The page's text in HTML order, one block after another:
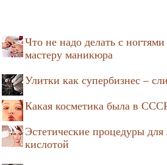
Что не надо делать с
мастеру маникюра
Улитки как супербизнес –
Какая косметика была в
Эстетические процедуры
кислотой